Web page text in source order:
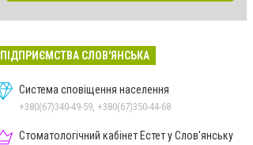
ПІДПРИЄМСТВА СЛОВ'ЯНСЬКА
Система сповіщення населення
+380(67)340-49-59, +380(67)350-44-68
Стоматологічний кабінет Естет у Слов'янську